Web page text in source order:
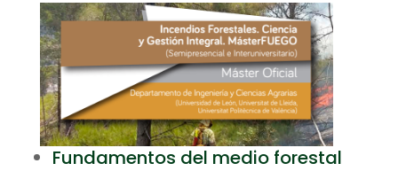
Fundamentos del medio forestal